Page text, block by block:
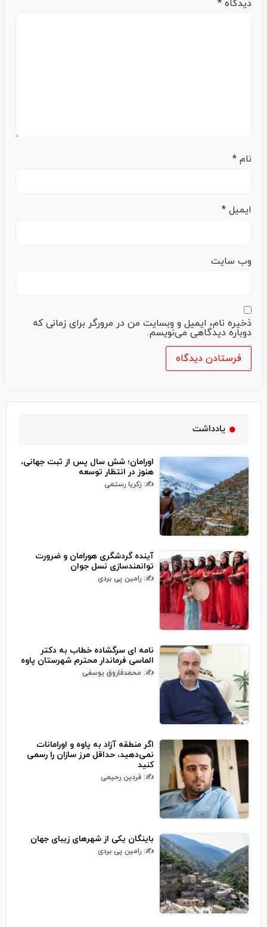
دیدگاه *
نام *
ایمیل *
وب‌ سایت
ذخیره نام، ایمیل و وبسایت من در مرورگر برای زمانی که
دوباره دیدگاهی می‌نویسم.
یادداشت
اورامان؛ شش سال پس از ثبت جهانی،
هنوز در انتظار توسعه
✍: زکریا رستمی
آینده گردشگری هورامان و ضرورت
توانمندسازی نسل جوان
✍: رامین پی بردی
نامه ای سرگشاده خطاب به دکتر
الماسی فرماندار محترم شهرستان پاوه
✍: محمدفاروق یوسفی
اگر منطقه آزاد به پاوه و اورامانات
نمی‌دهید، حداقل مرز سازان را رسمی
کنید
✍: فردین رحیمی
باینگان یکی از شهرهای زیبای جهان
✍: رامین پی بردی